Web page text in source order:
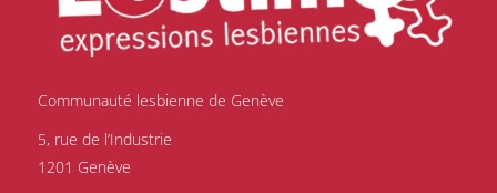
Communauté lesbienne de Genève
5, rue de l’Industrie
1201 Genève